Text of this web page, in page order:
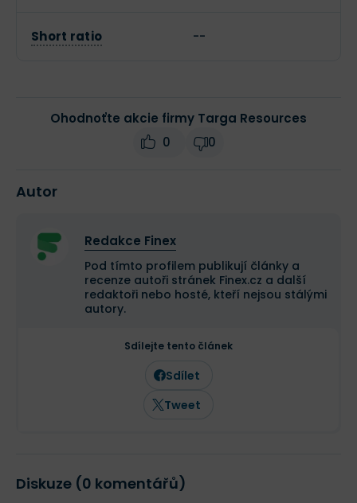
Short ratio --
Ohodnoťte akcie firmy Targa Resources
0
0
Autor
Redakce Finex
Pod tímto profilem publikují články a
recenze autoři stránek Finex.cz a další
redaktoři nebo hosté, kteří nejsou stálými
autory.
Sdílejte tento článek
Sdílet
Tweet
Diskuze (0 komentářů)